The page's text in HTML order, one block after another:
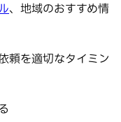
、地域のおすすめ情
頼を適切なタイミン